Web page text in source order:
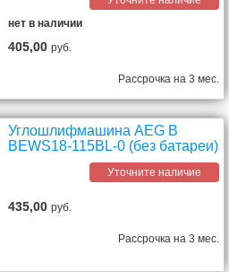
нет в наличии
405,00руб.
Рассрочка на 3 мес.
Углошлифмашина AEG B
BEWS18-115BL-0 (без батареи)
Уточните наличие
435,00руб.
Рассрочка на 3 мес.